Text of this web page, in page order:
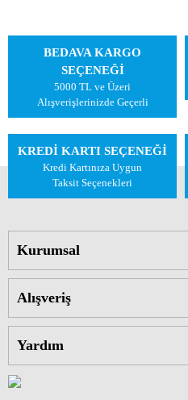
BEDAVA KARGO
SEÇENEĞİ
5000 TL ve Üzeri
Alışverişlerinizde Geçerli
KREDİ KARTI SEÇENEĞİ
Kredi Kartınıza Uygun
Taksit Seçenekleri
Kurumsal
Alışveriş
Yardım